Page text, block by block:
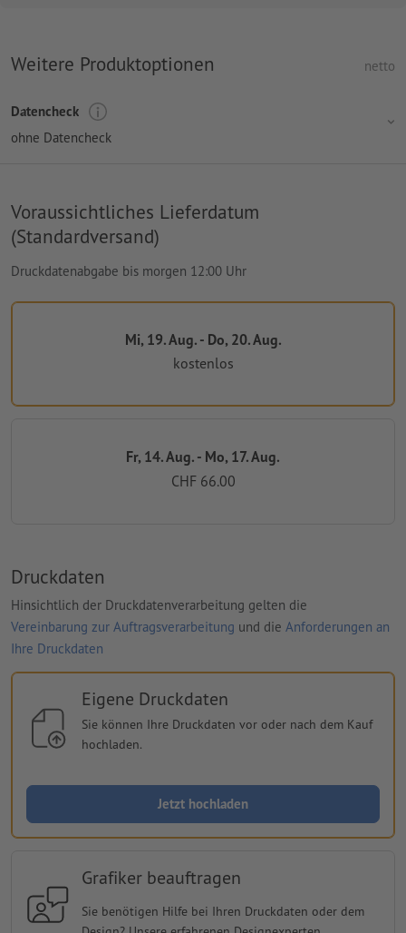
Weitere Produktoptionen netto
Datencheck
ohne Datencheck
Voraussichtliches Lieferdatum
(Standardversand)
Druckdatenabgabe bis morgen 12:00 Uhr
Mi, 19. Aug. - Do, 20. Aug.
kostenlos
Fr, 14. Aug. - Mo, 17. Aug.
CHF 66.00
Druckdaten
Hinsichtlich der Druckdatenverarbeitung gelten die
Vereinbarung zur Auftragsverarbeitung und die Anforderungen an
Ihre Druckdaten
Eigene Druckdaten
Sie können Ihre Druckdaten vor oder nach dem Kauf
hochladen.
Jetzt hochladen
Grafiker beauftragen
Sie benötigen Hilfe bei Ihren Druckdaten oder dem